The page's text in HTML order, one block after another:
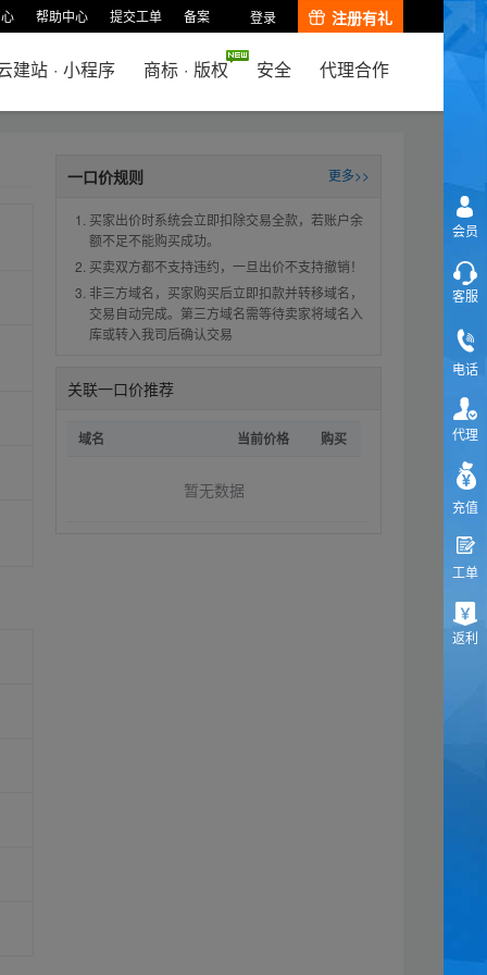
帮助中心 提交工单 备案 登录 注册有礼
建站 · 小程序 商标 · 版权 安全 代理合作
一口价规则 更多>>
买家出价时系统会立即扣除交易全款，若账户余
额不足不能购买成功。
买卖双方都不支持违约，一旦出价不支持撤销！
非三方域名，买家购买后立即扣款并转移域名，
交易自动完成。第三方域名需等待卖家将域名入
库或转入我司后确认交易
关联一口价推荐
域名 当前价格 购买
暂无数据
会员
客服
电话
代理
充值
工单
返利